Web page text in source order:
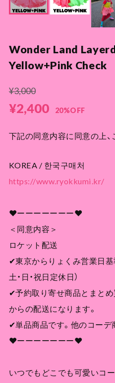
Wonder Land
Yellow+Pink Check
¥3,000
¥2,400 20%OFF
下記の同意内容に同意の上、
KOREA / 한국구매처
https://www.ryokkumi.kr/
❤︎ーーーーーーー❤︎
＜同意内容＞
ロケット配送
✔︎東京からりょくみ営業日基
土・日・祝日定休日）
✔︎予約取り寄せ商品とまと
からの配送になります。
✔︎単品商品です。他のコーデ
❤︎ーーーーーーー❤︎
いつでもどこでも可愛いコ